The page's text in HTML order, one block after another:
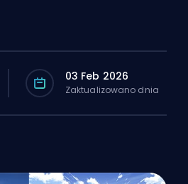
03 Feb 2026
Zaktualizowano dnia